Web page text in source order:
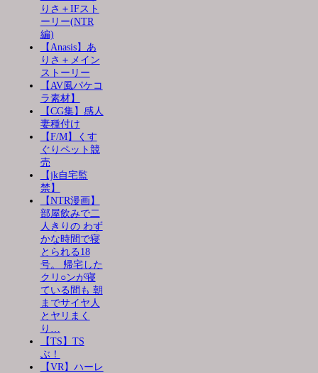
りさ＋IFスト
ーリー(NTR
編)
【Anasis】あ
りさ＋メイン
ストーリー
【AV風パケコ
ラ素材】
【CG集】感人
妻種付け
【F/M】くす
ぐりペット競
売
【jk自宅監
禁】
【NTR漫画】
部屋飲みで二
人きりの わず
かな時間で寝
とられる18
号。 帰宅した
クリ○ンが寝
ている間も 朝
までサイヤ人
とヤリまく
り…
【TS】TS
ぶ！
【VR】ハーレ